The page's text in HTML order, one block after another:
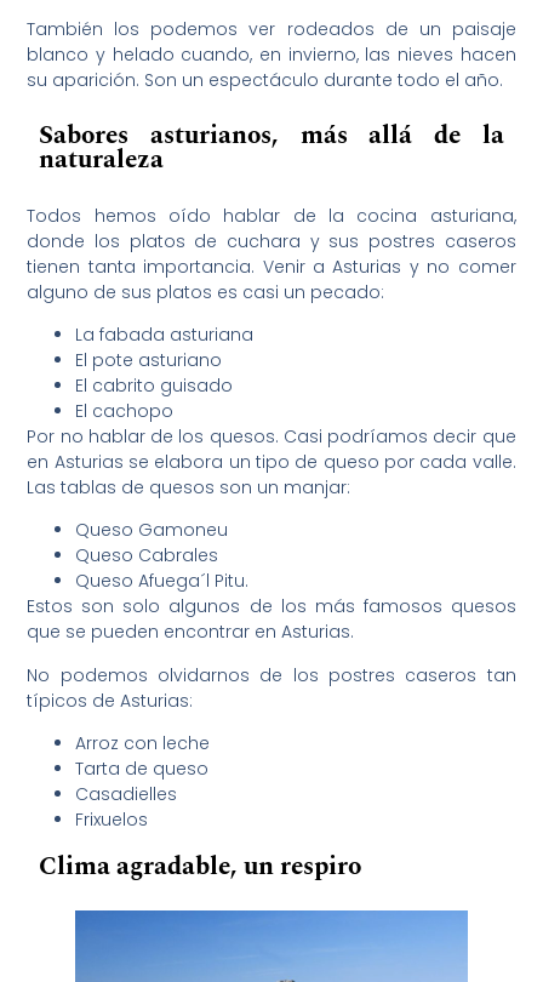
También los podemos ver rodeados de un paisaje
blanco y helado cuando, en invierno, las nieves hacen
su aparición. Son un espectáculo durante todo el año.
Sabores asturianos, más allá de la
naturaleza
Todos hemos oído hablar de la cocina asturiana,
donde los platos de cuchara y sus postres caseros
tienen tanta importancia. Venir a Asturias y no comer
alguno de sus platos es casi un pecado:
La fabada asturiana
El pote asturiano
El cabrito guisado
El cachopo
Por no hablar de los quesos. Casi podríamos decir que
en Asturias se elabora un tipo de queso por cada valle.
Las tablas de quesos son un manjar:
Queso Gamoneu
Queso Cabrales
Queso Afuega´l Pitu.
Estos son solo algunos de los más famosos quesos
que se pueden encontrar en Asturias.
No podemos olvidarnos de los postres caseros tan
típicos de Asturias:
Arroz con leche
Tarta de queso
Casadielles
Frixuelos
Clima agradable, un respiro